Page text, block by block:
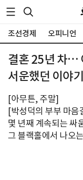
조선경제 오피니언
결혼 25년 차…
서운했던 이야
[아무튼, 주말]
[박성덕의 부부 마음
몇 년째 계속되는 싸
그 블랙홀에서 나오